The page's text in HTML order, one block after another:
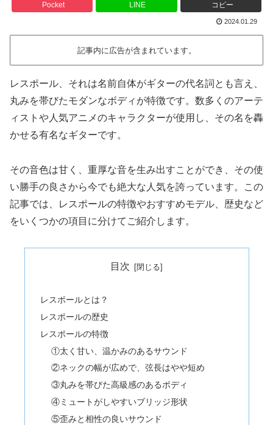
Pocket LINE コピー
2024.01.29
記事内に広告が含まれています。
レスポール、それは名前自体がギターの代名詞とも言え、
丸みを帯びたモダンなボディが特徴です。数多くのアーテ
ィストや人気アニメのキャラクターが使用し、その名を轟
かせる有名なギターです。
その音色は甘く、重厚な音を生み出すことができ、その使
い勝手の良さから今でも絶大な人気を誇っています。この
記事では、レスポールの特徴やおすすめモデル、歴史など
をいくつかの項目に分けてご紹介します。
目次
レスポールとは？
レスポールの歴史
レスポールの特徴
①太く甘い、温かみのあるサウンド
②ネックの幅が広めで、弦長はやや短め
③丸みを帯びた高級感のあるボディ
④ミュートがしやすいブリッジ形状
⑤歪みと相性の良いサウンド